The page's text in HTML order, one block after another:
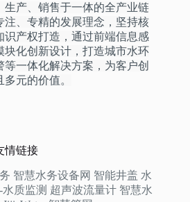
生产、销售于一体的全产业链
注、专精的发展理念，坚持核
识产权打造，通过前端信息感
块化创新设计，打造城市水环
一体化解决方案，为客户创
元的价值。
情链接
智慧水务设备网 智能井盖 水
质监测 超声波流量计 智慧水